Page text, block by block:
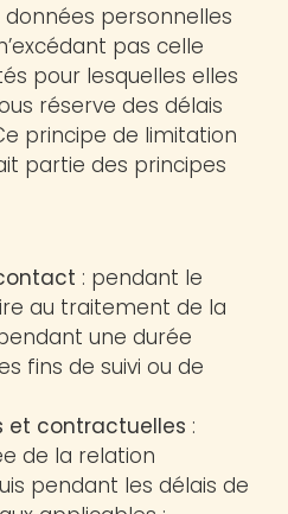
données personnelles
pas celle
pour lesquelles elles
réserve des délais
principe de limitation
partie des principes
: pendant le
au traitement de la
une durée
fins de suivi ou de
et contractuelles :
de la relation
pendant les délais de